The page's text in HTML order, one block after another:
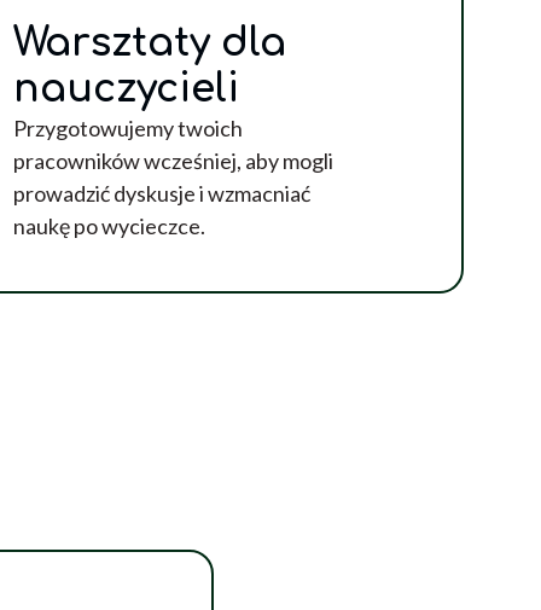
Warsztaty dla
nauczycieli
Przygotowujemy twoich
pracowników wcześniej, aby mogli
prowadzić dyskusje i wzmacniać
naukę po wycieczce.